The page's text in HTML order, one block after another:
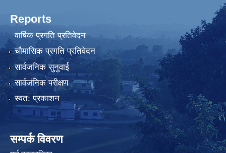
Reports
वार्षिक प्रगति प्रतिवेदन
चौमासिक प्रगति प्रतिवेदन
सार्वजनिक सुनुवाई
सार्वजनिक परीक्षण
स्वत: प्रकाशन
सम्पर्क विवरण